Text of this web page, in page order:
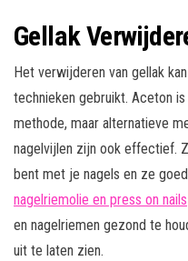
Gellak
Het verwijderen van gellak
technieken gebruikt. Aceton
methode, maar alternatieve
nagelvijlen zijn ook effectief.
bent met je nagels en ze
nagelriemolie en press on nails
en nagelriemen gezond te
uit te laten zien.